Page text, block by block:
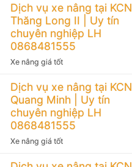
Dịch vụ xe nâng tại KCN
Thăng Long II | Uy tín
chuyên nghiệp LH
0868481555
Xe nâng giá tốt
Dịch vụ xe nâng tại KCN
Quang Minh | Uy tín
chuyên nghiệp LH
0868481555
Xe nâng giá tốt